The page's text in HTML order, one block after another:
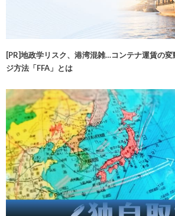
[PR]地政学リスク、港湾混雑…コンテナ運賃の
ジ方法「FFA」とは